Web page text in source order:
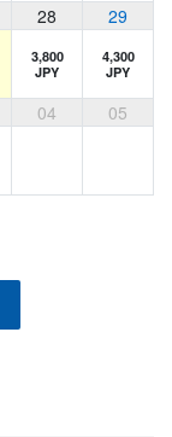
28 29
3,800
JPY
4,300
JPY
04 05